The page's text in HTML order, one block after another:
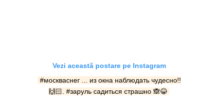
Vezi această postare pe Instagram
#москваснег ... из окна наблюдать чудесно!!
🙌🏻. #заруль садиться страшно 🙈😂